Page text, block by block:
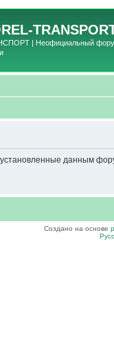
| Неофициальный форум
установленные данным
Создано на основе